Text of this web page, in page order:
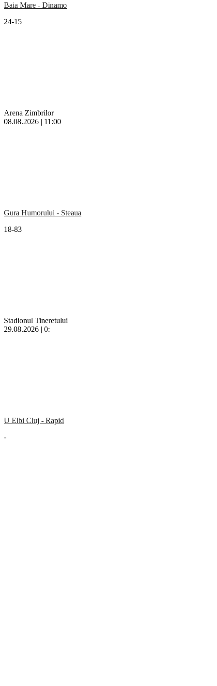
Baia Mare - Dinamo
24-15
Arena Zimbrilor
08.08.2026 | 11:00
Gura Humorului - Steaua
18-83
Stadionul Tineretului
29.08.2026 | 0:
U Elbi Cluj - Rapid
-